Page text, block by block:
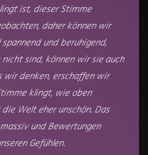
ist, dieser Stimme
daher können wir
und beruhigend,
sind, können wir sie auch
wir denken, erschaffen wir
klingt, wie oben
Welt eher unschön. Das
und Bewertungen
Gefühlen.